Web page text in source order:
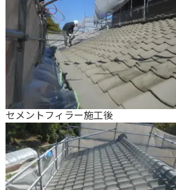
セメントフィラー施工後